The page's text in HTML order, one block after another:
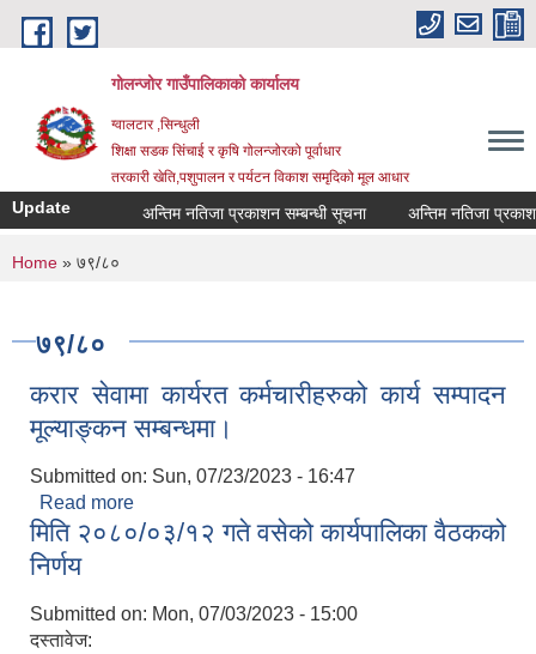
Skip to main content
गोलन्जोर गाउँपालिकाको कार्यालय
ग्वालटार ,सिन्धुली
शिक्षा सडक सिंचाई र कृषि गोलन्जोरको पूर्वाधार
तरकारी खेति,पशुपालन र पर्यटन विकाश समृदिको मूल आधार
Update अन्तिम नतिजा प्रकाशन सम्बन्धी सूचना अन्तिम नतिजा प्रकाशन
You are here
Home » ७९/८०
७९/८०
करार सेवामा कार्यरत कर्मचारीहरुको कार्य सम्पादन
मूल्याङ्कन सम्बन्धमा।
Submitted on: Sun, 07/23/2023 - 16:47
Read more
मूल्याङ्कन सम्बन्धमा।
मिति २०८०/०३/१२ गते वसेको कार्यपालिका वैठकको
निर्णय
Submitted on: Mon, 07/03/2023 - 15:00
दस्तावेज: